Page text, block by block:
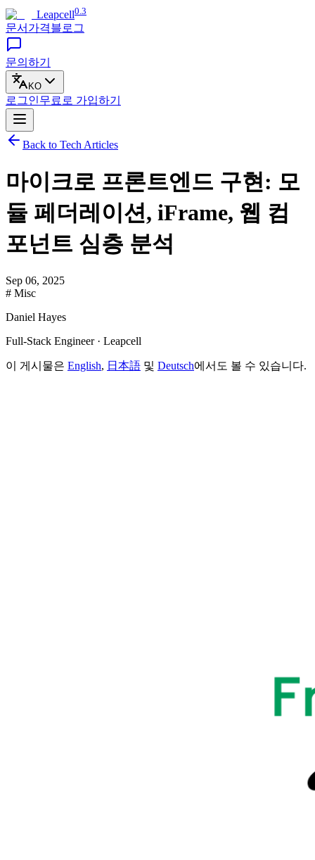
Leapcell0.3
문서 가격블로그
문의하기
KO
로그인무료로 가입하기
Back to Tech Articles
마이크로 프론트엔드 구현: 모
듈 페더레이션, iFrame, 웹 컴
포넌트 심층 분석
Sep 06, 2025
# Misc
Daniel Hayes
Full-Stack Engineer · Leapcell
이 게시물은 English, 日本語 및 Deutsch에서도 볼 수 있습니다.